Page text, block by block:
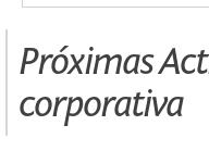
Próximas
corporativa